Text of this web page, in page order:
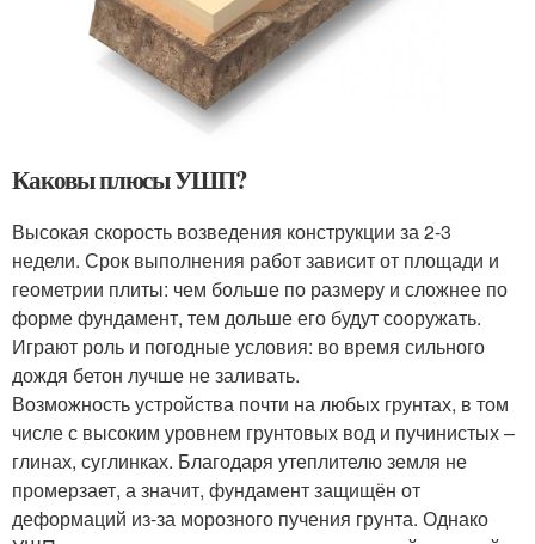
Каковы плюсы УШП?
Высокая скорость возведения конструкции за 2-3
недели. Срок выполнения работ зависит от площади и
геометрии плиты: чем больше по размеру и сложнее по
форме фундамент, тем дольше его будут сооружать.
Играют роль и погодные условия: во время сильного
дождя бетон лучше не заливать.
Возможность устройства почти на любых грунтах, в том
числе с высоким уровнем грунтовых вод и пучинистых –
глинах, суглинках. Благодаря утеплителю земля не
промерзает, а значит, фундамент защищён от
деформаций из-за морозного пучения грунта. Однако